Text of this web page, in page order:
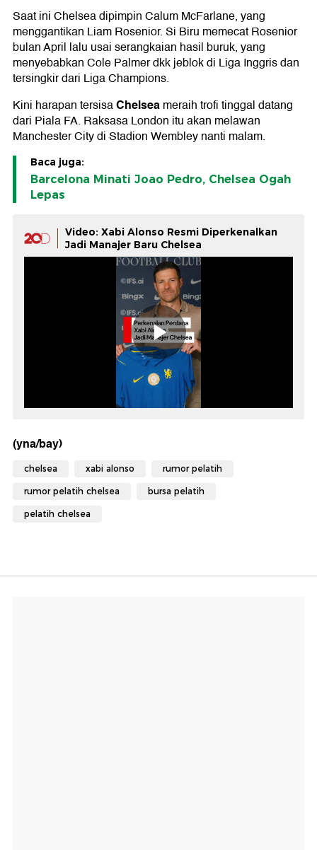
Saat ini Chelsea dipimpin Calum McFarlane, yang
menggantikan Liam Rosenior. Si Biru memecat Rosenior
bulan April lalu usai serangkaian hasil buruk, yang
menyebabkan Cole Palmer dkk jeblok di Liga Inggris dan
tersingkir dari Liga Champions.
Kini harapan tersisaChelseameraih trofi tinggal datang
dari Piala FA. Raksasa London itu akan melawan
Manchester City di Stadion Wembley nanti malam.
Baca juga:
Barcelona Minati Joao Pedro, Chelsea Ogah
Lepas
Video: Xabi Alonso Resmi Diperkenalkan
Jadi Manajer Baru Chelsea
(yna/bay)
chelsea xabi alonso rumor pelatih
rumor pelatih chelsea bursa pelatih
pelatih chelsea